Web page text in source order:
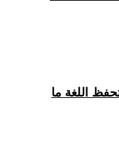
تحفظ اللغة ما